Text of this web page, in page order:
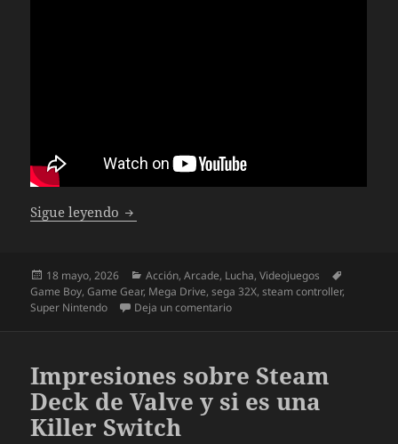
Sigue leyendo Especial juegos de lucha (XXVII): Mortal
Publicado
el
18 mayo, 2026 Categorías
Acción,Arcade, Lucha,Videojuegos
Game Boy,Game Gear, Mega Drive,sega 32X,steam controller,
Super Nintendo
Deja un comentarioen Especial juegos de lucha
Impresiones sobre Steam
Deck de Valve y si es una
Killer Switch